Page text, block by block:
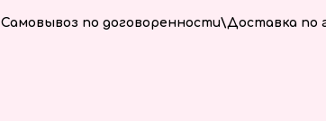
Самовывоз по договоренности\Доставка по